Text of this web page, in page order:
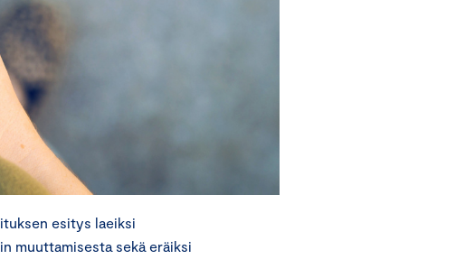
esitys laeiksi
muuttamisesta sekä eräiksi